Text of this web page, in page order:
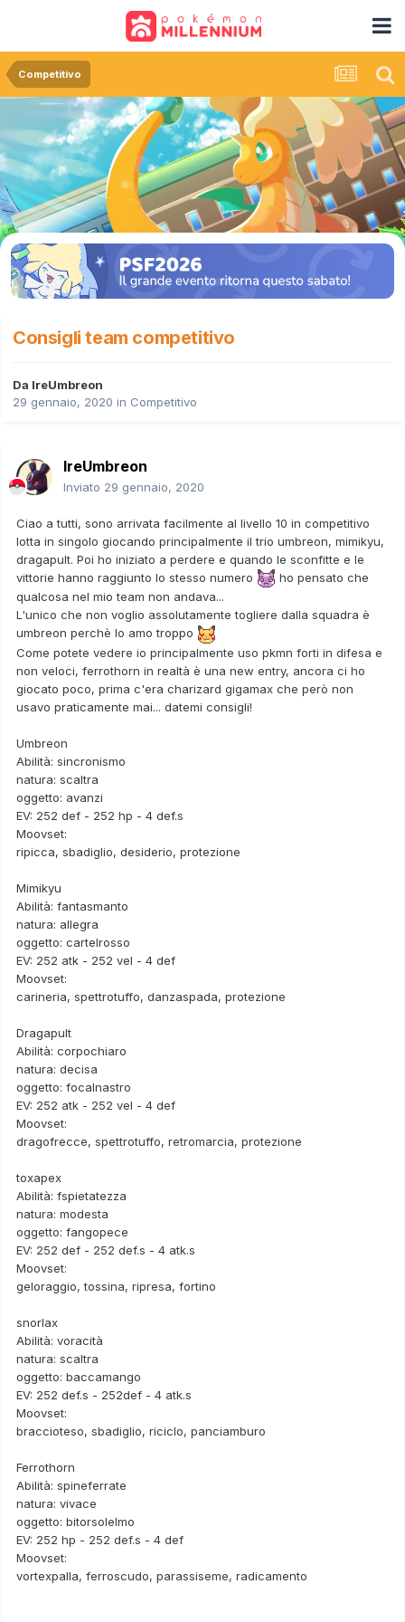
Competitivo
Consigli team competitivo
Da IreUmbreon
29 gennaio, 2020 in Competitivo
IreUmbreon
Inviato 29 gennaio, 2020
Ciao a tutti, sono arrivata facilmente al livello 10 in competitivo
lotta in singolo giocando principalmente il trio umbreon, mimikyu,
dragapult. Poi ho iniziato a perdere e quando le sconfitte e le
vittorie hanno raggiunto lo stesso numero
ho pensato che
qualcosa nel mio team non andava...
L'unico che non voglio assolutamente togliere dalla squadra è
umbreon perchè lo amo troppo
Come potete vedere io principalmente uso pkmn forti in difesa e
non veloci, ferrothorn in realtà è una new entry, ancora ci ho
giocato poco, prima c'era charizard gigamax che però non
usavo praticamente mai... datemi consigli!
Umbreon
Abilità: sincronismo
natura: scaltra
oggetto: avanzi
EV: 252 def - 252 hp - 4 def.s
Moovset:
ripicca, sbadiglio, desiderio, protezione
Mimikyu
Abilità: fantasmanto
natura: allegra
oggetto: cartelrosso
EV: 252 atk - 252 vel - 4 def
Moovset:
carineria, spettrotuffo, danzaspada, protezione
Dragapult
Abilità: corpochiaro
natura: decisa
oggetto: focalnastro
EV: 252 atk - 252 vel - 4 def
Moovset:
dragofrecce, spettrotuffo, retromarcia, protezione
toxapex
Abilità: fspietatezza
natura: modesta
oggetto: fangopece
EV: 252 def - 252 def.s - 4 atk.s
Moovset:
geloraggio, tossina, ripresa, fortino
snorlax
Abilità: voracità
natura: scaltra
oggetto: baccamango
EV: 252 def.s - 252def - 4 atk.s
Moovset:
braccioteso, sbadiglio, riciclo, panciamburo
Ferrothorn
Abilità: spineferrate
natura: vivace
oggetto: bitorsolelmo
EV: 252 hp - 252 def.s - 4 def
Moovset:
vortexpalla, ferroscudo, parassiseme, radicamento